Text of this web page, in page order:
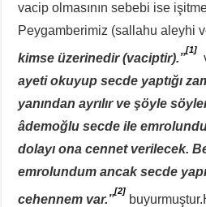
vacip olmasının sebebi ise
Peygamberimiz (sallahu aleyhi
kimse üzerinedir (vaciptir).”
[1]
ayeti okuyup secde yaptığı
yanından ayrılır ve şöyle
âdemoğlu secde ile
dolayı ona cennet verilecek.
emrolundum ancak secde
cehennem var.”
[2]